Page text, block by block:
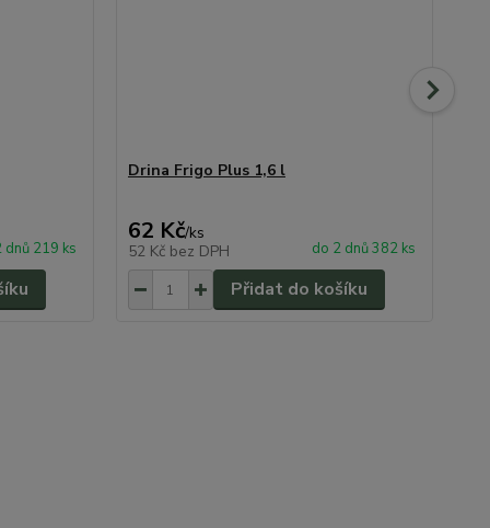
dnů 219 ks
Drina Frigo Plus 1,6 l
62 Kč/ks
52 Kč bez DPH do 2 dnů 382 ks
Přidat do košíku